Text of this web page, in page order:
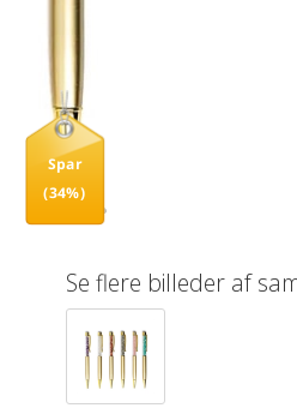
Spar
(34%)
Se flere billeder af